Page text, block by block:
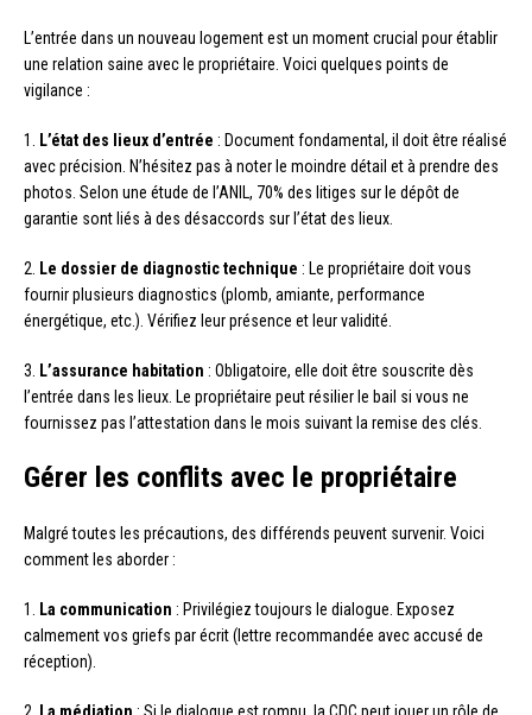
L’entrée dans un nouveau logement est un moment crucial pour établir
une relation saine avec le propriétaire. Voici quelques points de
vigilance :
1. L’état des lieux d’entrée : Document fondamental, il doit être réalisé
avec précision. N’hésitez pas à noter le moindre détail et à prendre des
photos. Selon une étude de l’ANIL, 70% des litiges sur le dépôt de
garantie sont liés à des désaccords sur l’état des lieux.
2. Le dossier de diagnostic technique : Le propriétaire doit vous
fournir plusieurs diagnostics (plomb, amiante, performance
énergétique, etc.). Vérifiez leur présence et leur validité.
3. L’assurance habitation : Obligatoire, elle doit être souscrite dès
l’entrée dans les lieux. Le propriétaire peut résilier le bail si vous ne
fournissez pas l’attestation dans le mois suivant la remise des clés.
Gérer les conflits avec le propriétaire
Malgré toutes les précautions, des différends peuvent survenir. Voici
comment les aborder :
1. La communication : Privilégiez toujours le dialogue. Exposez
calmement vos griefs par écrit (lettre recommandée avec accusé de
réception).
2. La médiation : Si le dialogue est rompu, la CDC peut jouer un rôle de